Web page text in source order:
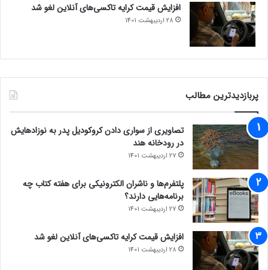
افزایش قیمت کرایه تاکسی‌های آنلاین لغو شد
28 اردیبهشت 1401
پربازدیدترین مطالب
تصاویری از سواری دادن کروکودیل پدر به نوزادهایش
در رودخانه هند
27 اردیبهشت 1401
پلتفرم‌ها و ناشران الکترونیکی برای هفته کتاب چه
برنامه‌هایی دارند؟
27 اردیبهشت 1401
افزایش قیمت کرایه تاکسی‌های آنلاین لغو شد
28 اردیبهشت 1401